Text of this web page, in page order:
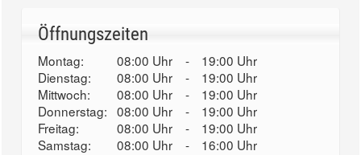
Öffnungszeiten
Montag: 08:00 Uhr -
19:00 Uhr
Dienstag:
08:00 Uhr -
19:00 Uhr
Mittwoch:
08:00 Uhr -
19:00 Uhr
Donnerstag: 08:00 Uhr -
19:00 Uhr
Freitag:
08:00 Uhr -
19:00 Uhr
Samstag:
08:00 Uhr - 16:00 Uhr